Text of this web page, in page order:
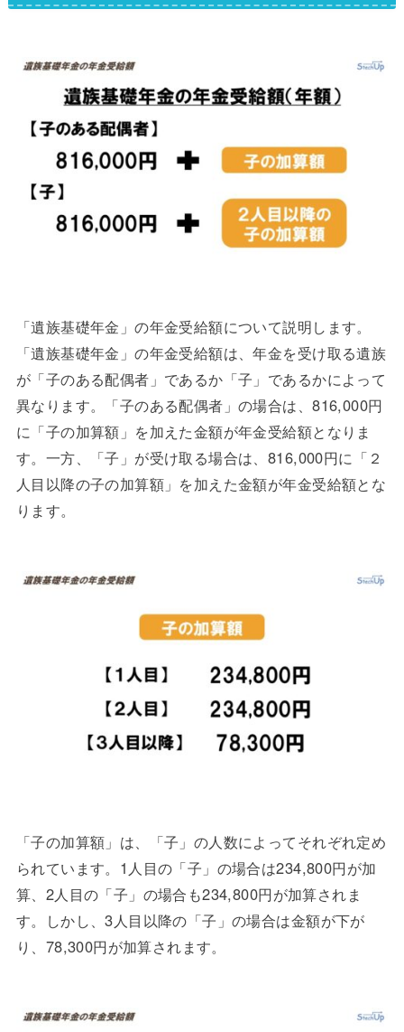
「遺族基礎年金」の年金受給額について説明します。
「遺族基礎年金」の年金受給額は、年金を受け取る遺族
が「子のある配偶者」であるか「子」であるかによって
異なります。「子のある配偶者」の場合は、816,000円
に「子の加算額」を加えた金額が年金受給額となりま
す。一方、「子」が受け取る場合は、816,000円に「２
人目以降の子の加算額」を加えた金額が年金受給額とな
ります。
「子の加算額」は、「子」の人数によってそれぞれ定め
られています。1人目の「子」の場合は234,800円が加
算、2人目の「子」の場合も234,800円が加算されま
す。しかし、3人目以降の「子」の場合は金額が下が
り、78,300円が加算されます。